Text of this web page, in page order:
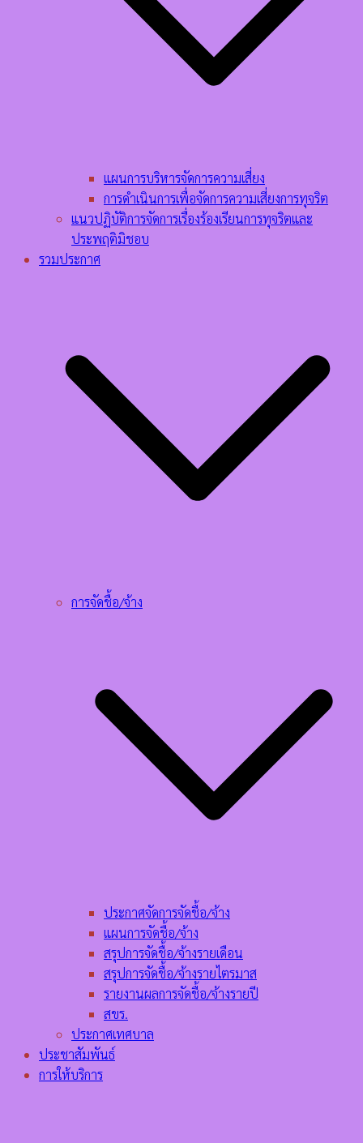
แผนการบริหารจัดการความเสี่ยง
การดำเนินการเพื่อจัดการความเสี่ยงการทุจริต
แนวปฏิบัติการจัดการเรื่องร้องเรียนการทุจริตและ
ประพฤติมิชอบ
รวมประกาศ
การจัดชื้อ/จ้าง
ประกาศจัดการจัดชื้อ/จ้าง
แผนการจัดชื้อ/จ้าง
สรุปการจัดชื้อ/จ้างรายเดือน
สรุปการจัดชื้อ/จ้างรายไตรมาส
รายงานผลการจัดชื้อ/จ้างรายปี
สขร.
ประกาศเทศบาล
ประชาสัมพันธ์
การให้บริการ